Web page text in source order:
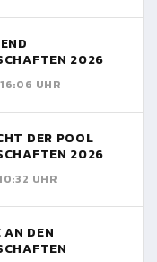
2026
UHR
DER POOL
2026
UHR
AN DEN